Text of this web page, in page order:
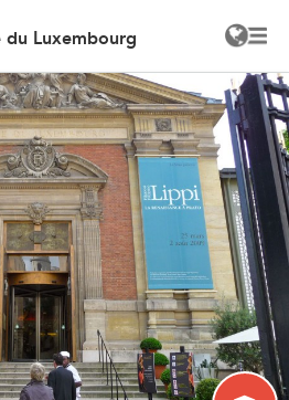
du Luxembourg